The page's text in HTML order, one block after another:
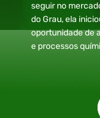
seguir no
do Grau, ela
oportunidade de
e processos